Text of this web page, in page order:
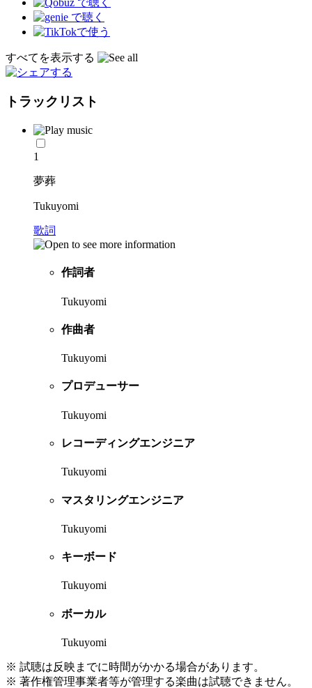
すべてを表示する
トラックリスト
1
夢葬
Tukuyomi
歌詞
作詞者
Tukuyomi
作曲者
Tukuyomi
プロデューサー
Tukuyomi
レコーディングエンジニア
Tukuyomi
マスタリングエンジニア
Tukuyomi
キーボード
Tukuyomi
ボーカル
Tukuyomi
※ 試聴は反映までに時間がかかる場合があります。
※ 著作権管理事業者等が管理する楽曲は試聴できません。